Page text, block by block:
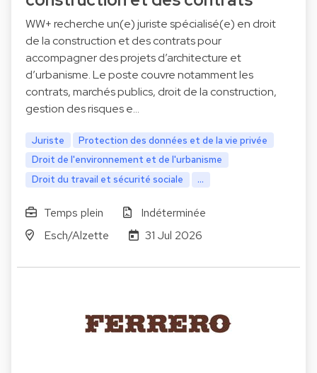
WW+ recherche un(e) juriste spécialisé(e) en droit
de la construction et des contrats pour
accompagner des projets d’architecture et
d’urbanisme. Le poste couvre notamment les
contrats, marchés publics, droit de la construction,
gestion des risques e…
Juriste
Protection des données et de la vie privée
Droit de l'environnement et de l'urbanisme
Droit du travail et sécurité sociale
...
Temps plein
Indéterminée
Esch/Alzette
31 Jul 2026